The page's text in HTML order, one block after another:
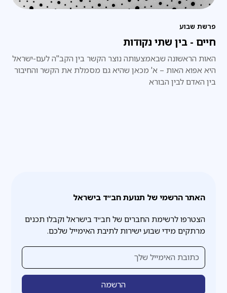
פרשת שבוע
חיים - בין שתי נקודות
האות הראשונה שבאמצעותה נוצר הקשר בין הקב"ה לעם-ישראל
היא אפוא האות – א' מכאן שהיא גם מסמלת את הקשר והחיבור
בין האדם לבין הבורא
האתר הרשמי של תנועת חב״ד בישראל
הצטרפו לרשימת החברים של חב״ד בישראל וקבלו תכנים
מרתקים מידי שבוע ישירות לתיבת האימייל שלכם.